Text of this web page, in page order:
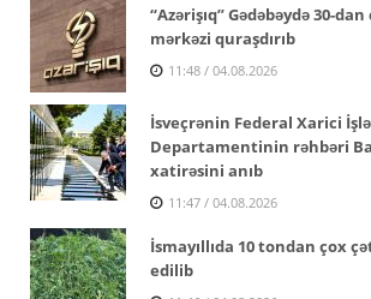
“Azərişıq” Gədəbəydə 30-
mərkəzi quraşdırıb
11:48 / 04.08.2026
İsveçrənin Federal Xarici
Departamentinin rəhbəri
xatirəsini anıb
11:47 / 04.08.2026
İsmayıllıda 10 tondan çox
edilib